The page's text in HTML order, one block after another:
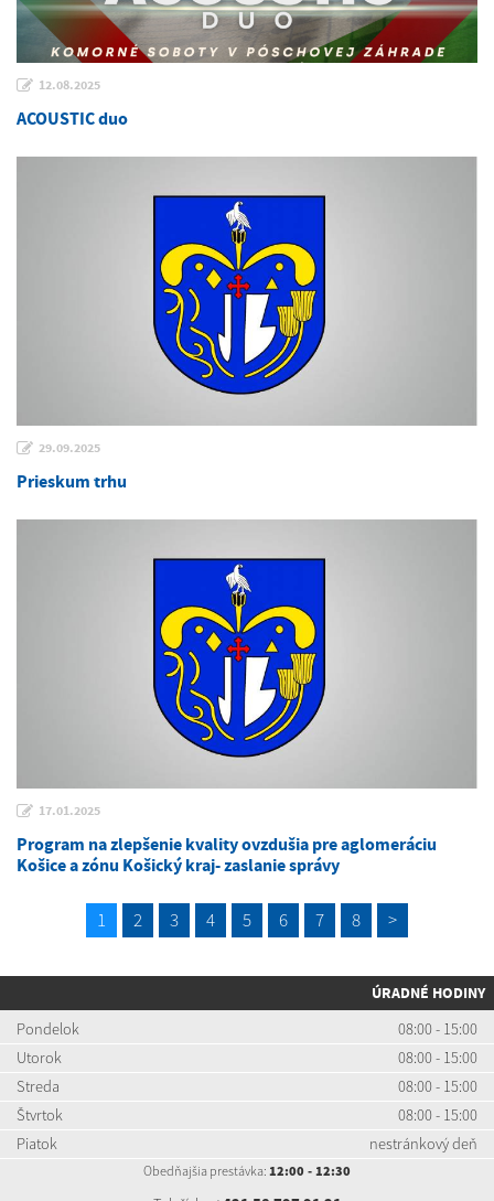
12.08.2025
ACOUSTIC duo
29.09.2025
Prieskum trhu
17.01.2025
Program na zlepšenie kvality ovzdušia pre aglomeráciu
Košice a zónu Košický kraj- zaslanie správy
1 2 3 4 5 6 7 8 >
ÚRADNÉ HODINY
Pondelok
08:00 - 15:00
Utorok
08:00 - 15:00
Streda
08:00 - 15:00
Štvrtok
08:00 - 15:00
Piatok
nestránkový deň
Obedňajšia prestávka: 12:00 - 12:30